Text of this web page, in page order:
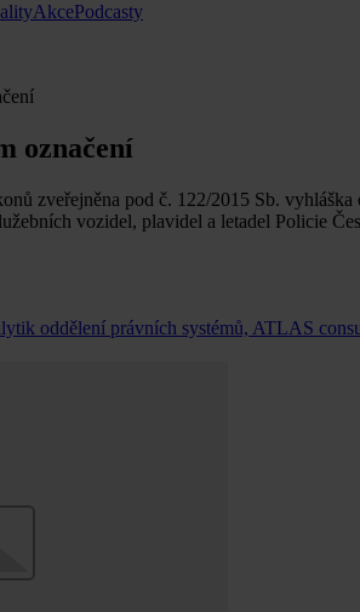
AkcePodcasty
označení
zveřejněna pod č. 122/2015 Sb.
vozidel, plavidel a letadel Policie
oddělení právních systémů, ATLAS